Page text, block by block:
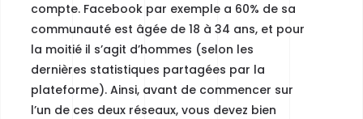
compte. Facebook par exemple a 60% de sa
communauté est âgée de 18 à 34 ans, et pour
la moitié il s’agit d’hommes (selon les
dernières statistiques partagées par la
plateforme). Ainsi, avant de commencer sur
l’un de ces deux réseaux, vous devez bien